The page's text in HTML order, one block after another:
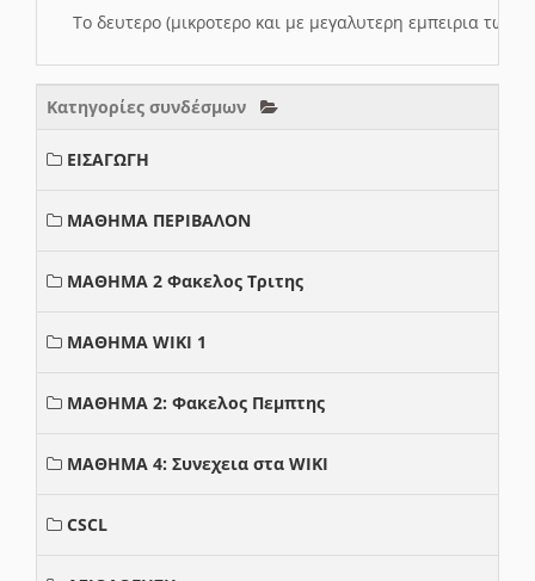
Το δευτερο (μικροτερο και με μεγαλυτερη εμπειρια
Κατηγορίες συνδέσμων
ΕΙΣΑΓΩΓΗ
ΜΑΘΗΜΑ ΠΕΡΙΒΑΛΟΝ
ΜΑΘΗΜΑ 2 Φακελος Τριτης
ΜΑΘΗΜΑ WIKI 1
ΜΑΘΗΜΑ 2: Φακελος Πεμπτης
ΜΑΘΗΜΑ 4: Συνεχεια στα WIKI
CSCL